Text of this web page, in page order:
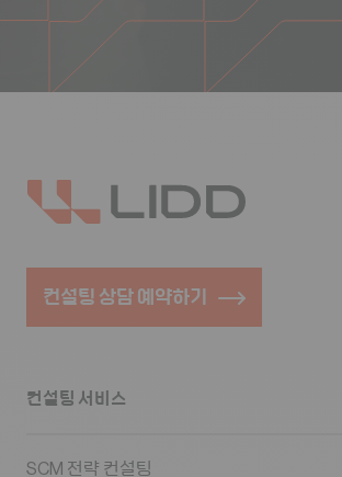
컨설팅 상담 예약하기
컨설팅 서비스
SCM 전략 컨설팅